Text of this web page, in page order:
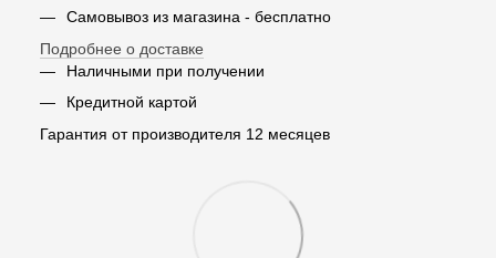
Самовывоз из магазина - бесплатно
Подробнее о доставке
Наличными при получении
Кредитной картой
Гарантия от производителя 12 месяцев